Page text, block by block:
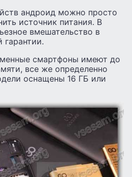
андроид можно просто
источник питания. В
вмешательство в
гарантии.
смартфоны имеют до
все же определенно
оснащены 16 ГБ или